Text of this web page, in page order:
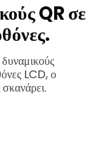
QR σε
LCD, ο